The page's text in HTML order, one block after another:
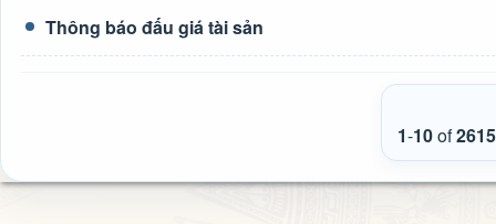
Thông báo đấu giá tài sản
1-10of2615